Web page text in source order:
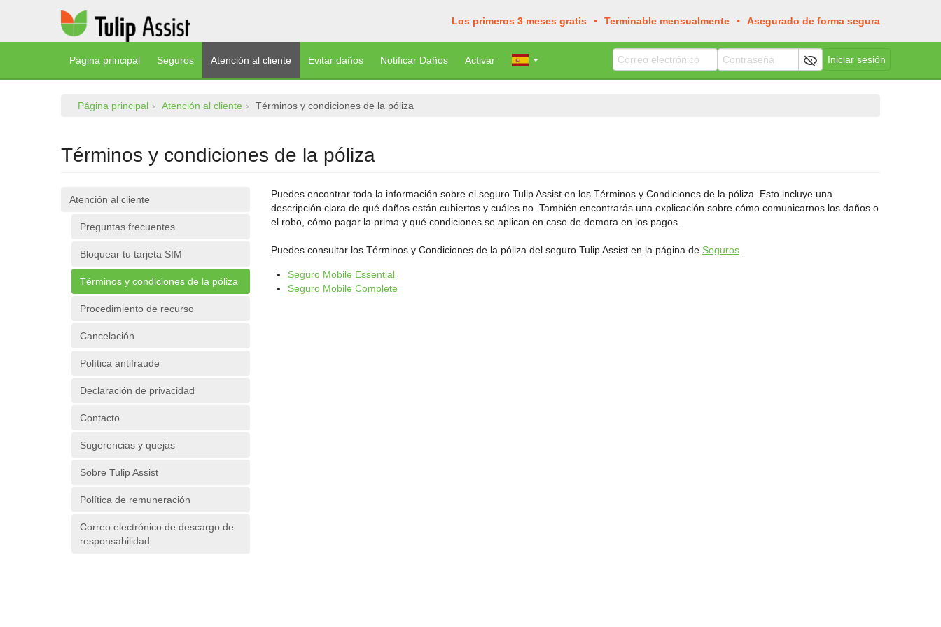
Los primeros 3 meses gratis Terminable mensualmente Asegurado de forma segura
Página principal Seguros Atención al cliente Evitar daños Notificar Daños Activar Iniciar sesión
Página principal Atención al cliente Términos y condiciones de la póliza
Términos y condiciones de la póliza
Atención al cliente
Preguntas frecuentes
Bloquear tu tarjeta SIM
Términos y condiciones de la póliza
Procedimiento de recurso
Cancelación
Política antifraude
Declaración de privacidad
Contacto
Sugerencias y quejas
Sobre Tulip Assist
Política de remuneración
Correo electrónico de descargo de
responsabilidad
Puedes encontrar toda la información sobre el seguro Tulip Assist en los Términos y Condiciones de la póliza. Esto incluye una
descripción clara de qué daños están cubiertos y cuáles no. También encontrarás una explicación sobre cómo comunicarnos los daños o
el robo, cómo pagar la prima y qué condiciones se aplican en caso de demora en los pagos.
Puedes consultar los Términos y Condiciones de la póliza del seguro Tulip Assist en la página de Seguros
Seguro Mobile Essential
Seguro Mobile Complete